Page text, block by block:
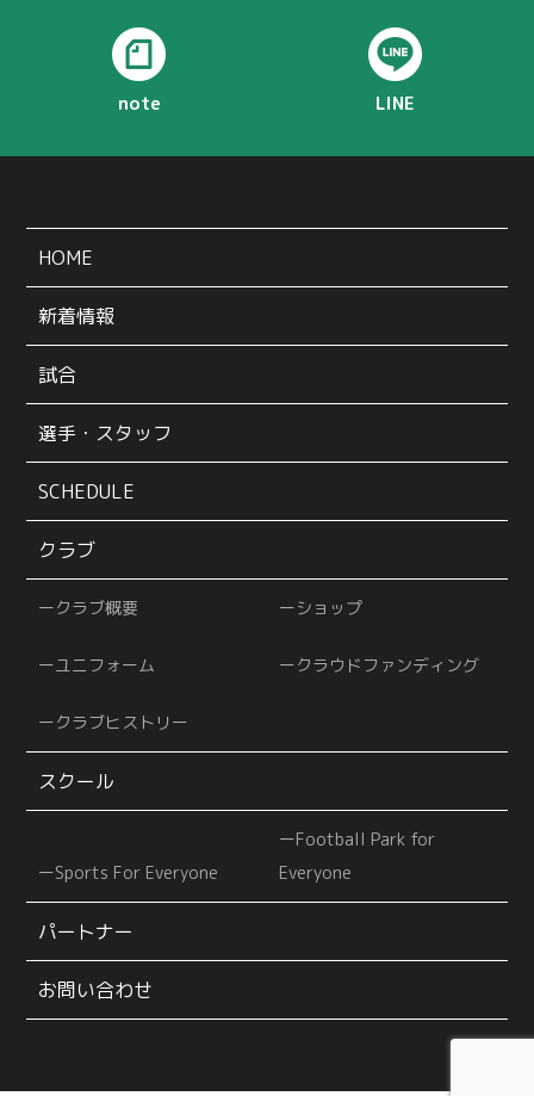
note LINE
HOME
新着情報
試合
選手・スタッフ
SCHEDULE
クラブ
クラブ概要 ショップ
ユニフォーム クラウドファンディング
クラブヒストリー
スクール
Sports For Everyone
Football Park for
Everyone
パートナー
お問い合わせ